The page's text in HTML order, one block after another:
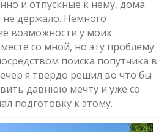
и отпускные к нему, дома
держало. Немного
возможности у моих
со мной, но эту проблему
поиска попутчика в
я твердо решил во что бы
давнюю мечту и уже со
подготовку к этому.